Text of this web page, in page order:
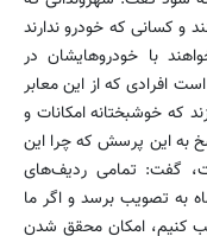
و کسانی که خودرو ندارند
با خودروهایشان در
افرادی که از این معابر
که خوشبختانه امکانات و
به این پرسش که چرا این
گفت: تمامی ردیف‌های
بودجه باید قبل از ۱۵ بهمن ماه به تصویب برسد و اگر ما
کنیم، امکان محقق شدن